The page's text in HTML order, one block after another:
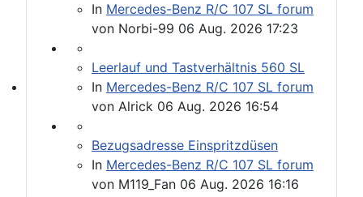
107er Technik
In Mercedes-Benz R/C 107 SL forum
von Norbi-99 06 Aug. 2026 17:23
Leerlauf und Tastverhältnis 560 SL
In Mercedes-Benz R/C 107 SL forum
von Alrick 06 Aug. 2026 16:54
Bezugsadresse Einspritzdüsen
In Mercedes-Benz R/C 107 SL forum
von M119_Fan 06 Aug. 2026 16:16